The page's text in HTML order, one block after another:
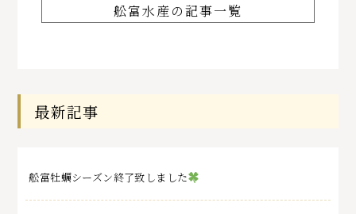
舩富水産の記事一覧
最新記事
舩富牡蠣シーズン終了致しました